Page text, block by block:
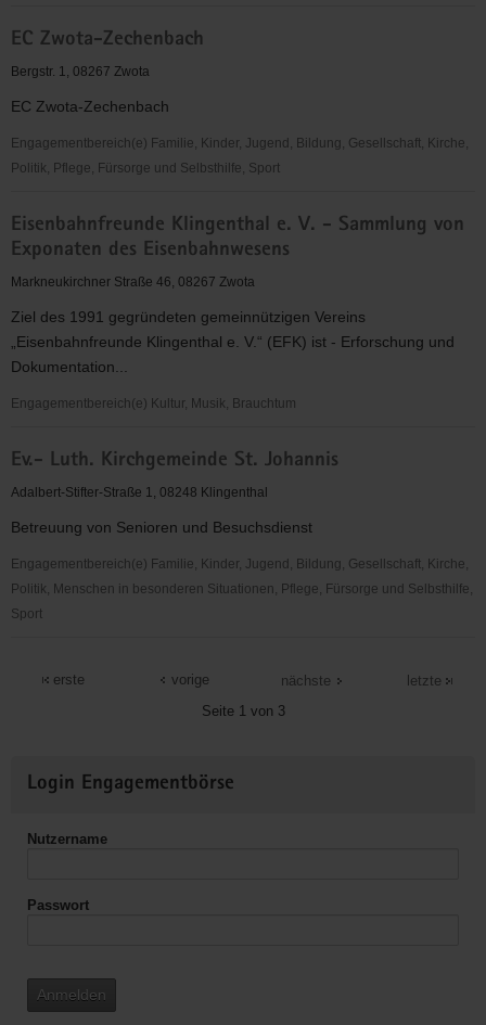
Kreisverband
Klingenthal
EC Zwota-Zechenbach
Bergstr. 1, 08267 Zwota
EC Zwota-Zechenbach
Engagementbereich(e) Familie, Kinder, Jugend, Bildung, Gesellschaft, Kirche,
Politik, Pflege, Fürsorge und Selbsthilfe, Sport
Zwota-
Zechenbach
Eisenbahnfreunde Klingenthal e. V. - Sammlung von
Exponaten des Eisenbahnwesens
Markneukirchner Straße 46, 08267 Zwota
Ziel des 1991 gegründeten gemeinnützigen Vereins
„Eisenbahnfreunde Klingenthal e. V.“ (EFK) ist - Erforschung und
Dokumentation...
Engagementbereich(e) Kultur, Musik, Brauchtum
Klingenthal
e.
-
Sammlung
von
Exponaten
Ev.- Luth. Kirchgemeinde St. Johannis
Adalbert-Stifter-Straße 1, 08248 Klingenthal
Betreuung von Senioren und Besuchsdienst
Engagementbereich(e) Familie, Kinder, Jugend, Bildung, Gesellschaft, Kirche,
Politik, Menschen in besonderen Situationen, Pflege, Fürsorge und Selbsthilfe,
Sport
erste
vorige
Seite 1 von 3
nächste letzte
Informationen
Login Engagementbörse
Nutzername
Passwort
Anmelden